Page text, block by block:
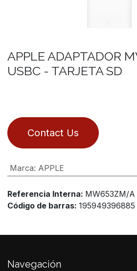
APPLE ADAPTADOR
USBC - TARJETA SD
Contact Us
Marca: APPLE
Referencia Interna: MW653ZM/A
Código de barras: 195949396885
Navegación